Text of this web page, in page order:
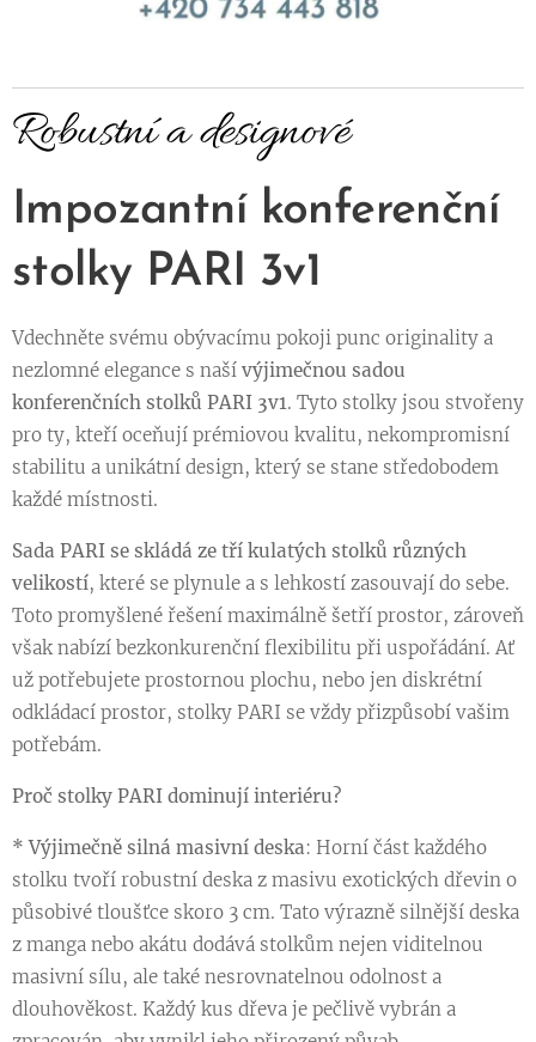
Robustní a designové
Impozantní konferenční
stolky PARI 3v1
Vdechněte svému obývacímu pokoji punc originality a
nezlomné elegance s naší výjimečnou sadou
konferenčních stolků PARI 3v1. Tyto stolky jsou stvořeny
pro ty, kteří oceňují prémiovou kvalitu, nekompromisní
stabilitu a unikátní design, který se stane středobodem
každé místnosti.
Sada PARI se skládá ze tří kulatých stolků různých
velikostí, které se plynule a s lehkostí zasouvají do sebe.
Toto promyšlené řešení maximálně šetří prostor, zároveň
však nabízí bezkonkurenční flexibilitu při uspořádání. Ať
už potřebujete prostornou plochu, nebo jen diskrétní
odkládací prostor, stolky PARI se vždy přizpůsobí vašim
potřebám.
Proč stolky PARI dominují interiéru?
* Výjimečně silná masivní deska: Horní část každého
stolku tvoří robustní deska z masivu exotických dřevin o
působivé tloušťce skoro 3 cm. Tato výrazně silnější deska
z manga nebo akátu dodává stolkům nejen viditelnou
masivní sílu, ale také nesrovnatelnou odolnost a
dlouhověkost. Každý kus dřeva je pečlivě vybrán a